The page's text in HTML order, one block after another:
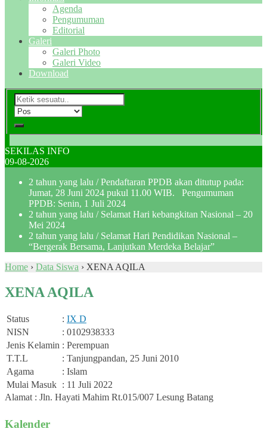
Agenda
Pengumuman
Editorial
Galeri
Galeri Photo
Galeri Video
Download
SEKILAS INFO
09-08-2026
2 tahun yang lalu / Pendaftaran PPDB akan ditutup pada:
Jumat, 28 Juni 2024 pukul 11.00 WIB. Pengumuman
PPDB: Senin, 1 Juli 2024
2 tahun yang lalu / Selamat Hari kebangkitan Nasional – 20
Mei 2024
2 tahun yang lalu / Selamat Hari Pendidikan Nasional –
“Bergerak Bersama, Lanjutkan Merdeka Belajar”
Home › Data Siswa › XENA AQILA
XENA AQILA
Status : IX D
NISN
: 0102938333
Jenis Kelamin : Perempuan
T.T.L
: Tanjungpandan, 25 Juni 2010
Agama
: Islam
Mulai Masuk : 11 Juli 2022
Alamat : Jln. Hayati Mahim Rt.015/007 Lesung Batang
Kalender